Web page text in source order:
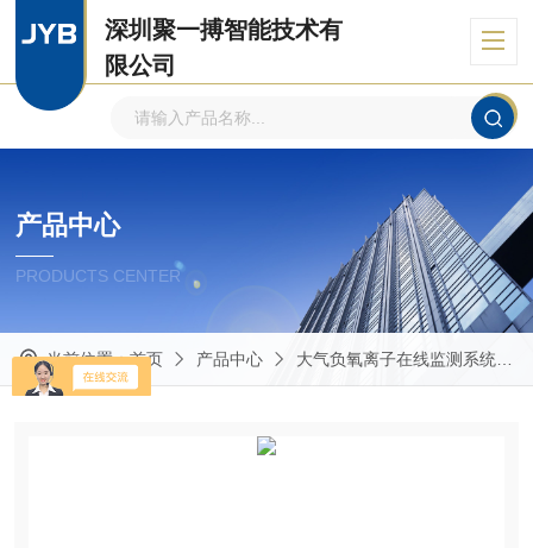
深圳聚一搏智能技术有
限公司
产品中心
PRODUCTS CENTER
当前位置：首页 产品中心 大气负氧离子在线监测系统